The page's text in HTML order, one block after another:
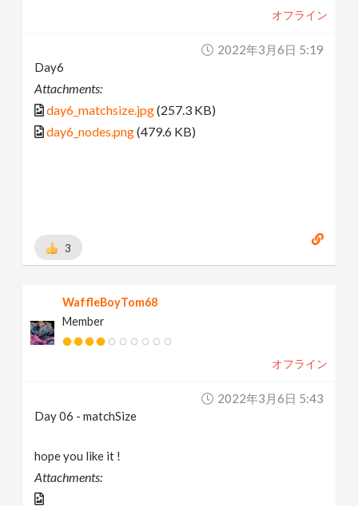
オフライン
2022年3月6日 5:19
Day6
Attachments:
day6_matchsize.jpg(257.3 KB)
day6_nodes.png(479.6 KB)
3
WaffleBoyTom68
Member
オフライン
2022年3月6日 5:43
Day 06 - matchSize
hope you like it !
Attachments: